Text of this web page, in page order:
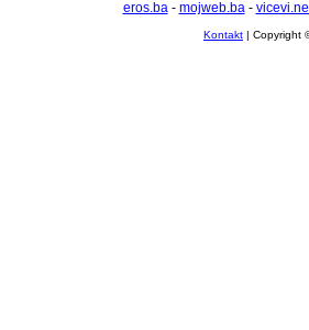
eros.ba- mojweb.ba-
Kontakt | Copyright